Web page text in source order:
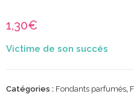
1,30€
Catégories : Fondants parfumés,